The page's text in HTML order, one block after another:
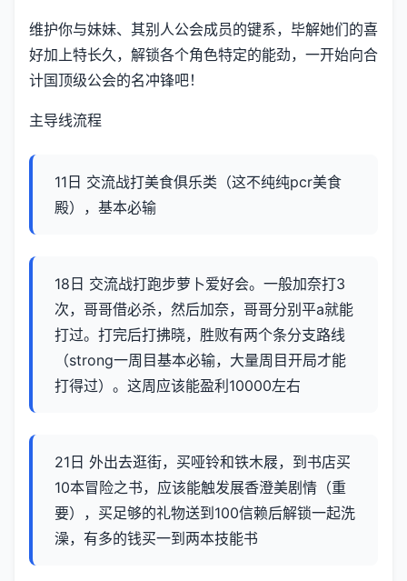
维护你与妹妹、其别人公会成员的键系，毕解她们的喜
好加上特长久，解锁各个角色特定的能劲，一开始向合
计国顶级公会的名冲锋吧！
主导线流程
11日 交流战打美食俱乐类（这不纯纯pcr美食
殿），基本必输
18日 交流战打跑步萝卜爱好会。一般加奈打3
次，哥哥借必杀，然后加奈，哥哥分别平a就能
打过。打完后打拂晓，胜败有两个条分支路线
（strong一周目基本必输，大量周目开局才能
打得过）。这周应该能盈利10000左右
21日 外出去逛街，买哑铃和铁木屐，到书店买
10本冒险之书，应该能触发展香澄美剧情（重
要），买足够的礼物送到100信赖后解锁一起洗
澡，有多的钱买一到两本技能书